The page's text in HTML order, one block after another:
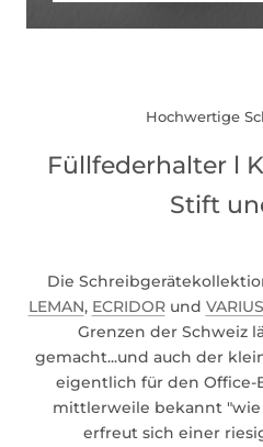
Hochwertige
Füllfederhalter l
Stift
Die
LEMAN, ECRIDORund VARIUS
Grenzen der Schweiz
gemacht...und auch der
eigentlich für den
mittlerweile bekannt
erfreut sich einer